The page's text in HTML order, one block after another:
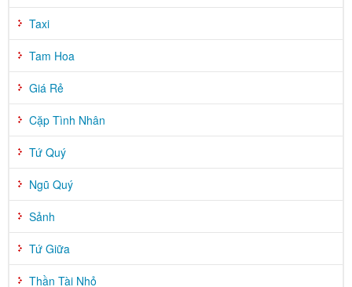
Taxi
Tam Hoa
Giá Rẻ
Cặp Tình Nhân
Tứ Quý
Ngũ Quý
Sảnh
Tứ Giữa
Thần Tài Nhỏ